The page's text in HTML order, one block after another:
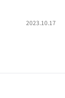
2023.10.17